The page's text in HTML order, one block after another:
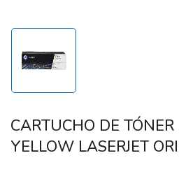
CARTUCHO DE
YELLOW LASERJET